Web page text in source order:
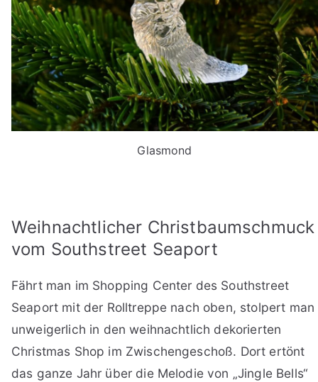
Glasmond
Weihnachtlicher Christbaumschmuck
vom Southstreet Seaport
Fährt man im Shopping Center des Southstreet
Seaport mit der Rolltreppe nach oben, stolpert man
unweigerlich in den weihnachtlich dekorierten
Christmas Shop im Zwischengeschoß. Dort ertönt
das ganze Jahr über die Melodie von „Jingle Bells“